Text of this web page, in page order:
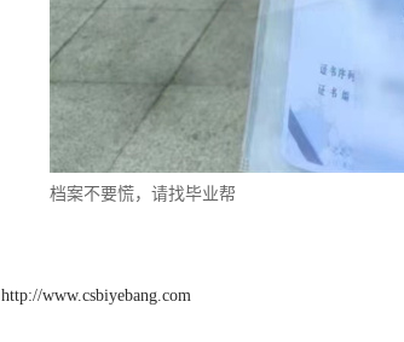
档案不要慌，请找毕业帮
http://www.csbiyebang.com